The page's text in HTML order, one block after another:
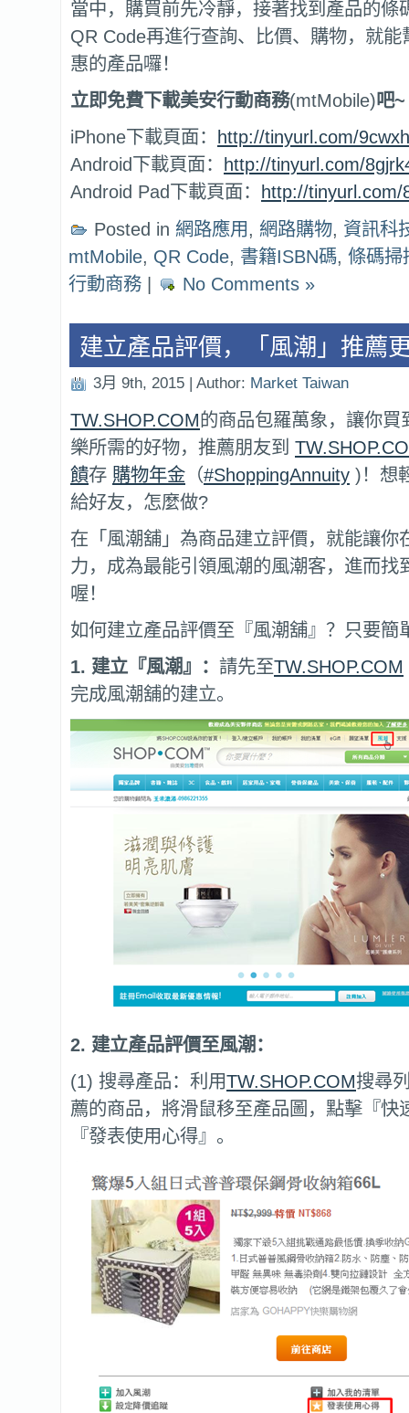
當中，購買前先冷靜，接著找到產品的條
QR Code再進行查詢、比價、購物，就能
惠的產品囉！
立即免費下載美安行動商務(mtMobile)吧~
iPhone下載頁面： http://tinyurl.com/
Android下載頁面： http://tinyurl.com/
Android Pad下載頁面： http://tinyurl.com/
Posted in 網路應用, 網路購物, 資訊科
mtMobile, QR Code, 書籍ISBN碼, 條碼掃
行動商務 | No Comments »
建立產品評價，「風潮」推薦
3月 9th, 2015 | Author: Market Taiwan
TW.SHOP.COM的商品包羅萬象，讓你買
樂所需的好物，推薦朋友到
饋存 購物年金 （#ShoppingAnnuity )！想
給好友，怎麼做?
在「風潮舖」為商品建立評價，就能讓你
力，成為最能引領風潮的風潮客，進而找
喔！
如何建立產品評價至『風潮舖』？只要簡
1. 建立『風潮』： 請先至TW.SHOP.COM
完成風潮舖的建立。
2. 建立產品評價至風潮：
(1) 搜尋產品：利用TW.SHOP.COM搜尋
薦的商品，將滑鼠移至產品圖，點擊『快
『發表使用心得』。